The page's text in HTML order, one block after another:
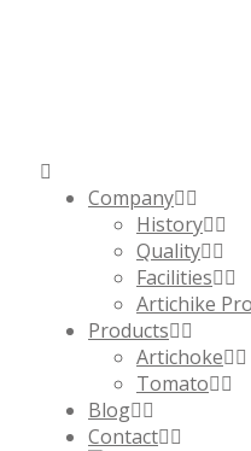
Company
History
Quality
Facilities
Artichike
Products
Artichoke
Tomato
Blog
Contact